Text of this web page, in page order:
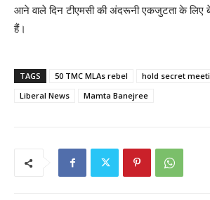
आने वाले दिन टीएमसी की अंदरूनी एकजुटता के लिए
हैं।
TAGS 50 TMC MLAs rebel hold secret
Liberal News
Mamta Banejree